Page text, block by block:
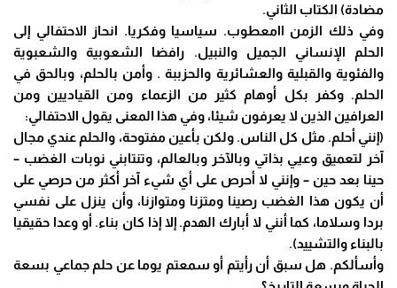
مضادة) الكتاب الثاني.
وفي ذلك الزمن اامعطوب. سياسيا وفكريا. انحاز الاحتفالي إلى
الحلم الإنساني الجميل والنبيل. رافضا الشعوبية والشعبوية
والفئوية والقبلية والعشائرية والحزببة . وأمن بالحلم، وبالحق في
الحلم. وكفر بكل أوهام كثير من الزعماء ومن القياديين ومن
العرافين الذين لا يعرفون شيئا، وفي هذا المعنى يقول الاحتفالي:
(إنني أحلم. مثل كل الناس. ولكن بأعين مفتوحة، والحلم عندي مجال
آخر لتعميق وعيي بذاتي وبالآخر وبالعالم، وتنتابني نوبات الغضب –
حينا بعد حين – وإنني لا أحرص على أي شيء آخر أكثر من حرصي على
أن يكون هذا الغضب رصينا ومتزنا ومتوازنا، وأن ينزل على نفسي
بردا وسلاما، كما أنني لا أبارك الهدم. إلا إذا كان بناء. أو وعدا حقيقيا
بالبناء والتشييد).
وأسألكم. هل سبق أن رأيتم أو سمعتم يوما عن حلم جماعي بسعة